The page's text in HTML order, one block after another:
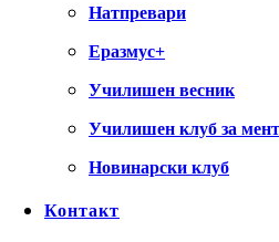
Натпревари
Еразмус+
Училишен весник
Училишен клуб за
Новинарски клуб
Контакт